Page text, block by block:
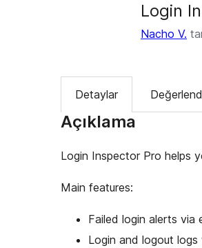
Login
Nacho V.
Detaylar
Açıklama
Login Inspector Pro helps
Main features:
Failed login alerts via
Login and logout